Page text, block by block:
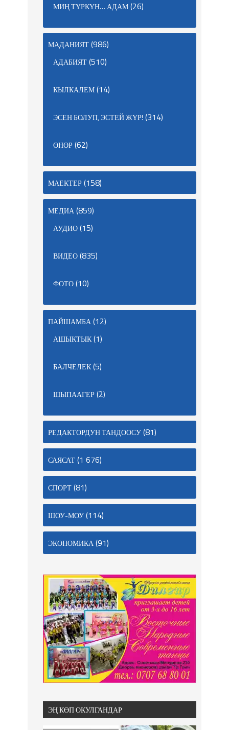
МИҢ ТҮРКҮН… АДАМ(26)
МАДАНИЯТ(986)
АДАБИЯТ(510)
КЫЛКАЛЕМ(14)
ЭСЕН БОЛУП, ЭСТЕЙ ЖҮР! (314)
ӨНӨР(62)
МАЕКТЕР(158)
МЕДИА(859)
АУДИО(15)
ВИДЕО(835)
ФОТО(10)
ПАЙШАМБА(12)
АШЫКТЫК(1)
БАЛЧЕЛЕК(5)
ШЫПААГЕР(2)
РЕДАКТОРДУН ТАНДООСУ(81)
САЯСАТ(1 676)
СПОРТ(81)
ШОУ-МОУ(114)
ЭКОНОМИКА(91)
ЭҢ КӨП ОКУЛГАНДАР